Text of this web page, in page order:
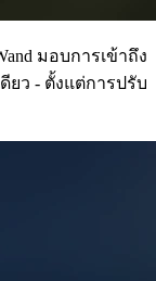
มอบการเข้าถึง
ว - ตั้งแต่การปรับ